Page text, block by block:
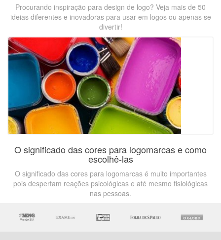
Procurando inspiração para design de logo? Veja mais de 50
ideias diferentes e inovadoras para usar em logos ou apenas se
divertir!
O significado das cores para logomarcas e como
escolhê-las
O significado das cores para logomarcas é muito importantes
pois despertam reações psicológicas e até mesmo fisiológicas
nas pessoas.